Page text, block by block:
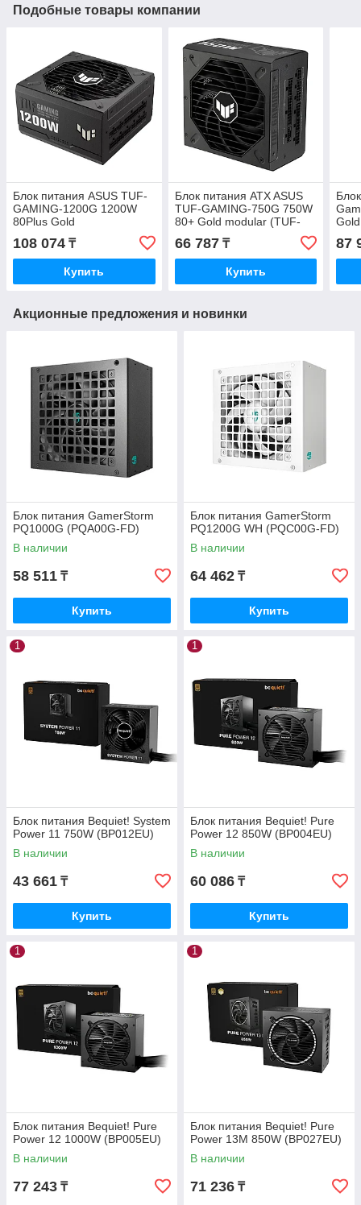
Подобные товары компании
Блок питания ASUS TUF-
GAMING-1200G 1200W
80Plus Gold
108 074 ₸
Купить
Блок питания ATX ASUS
TUF-GAMING-750G 750W
80+ Gold modular (TUF-
GAMING-750G)
66 787₸
Купить
87
Акционные предложения и новинки
Блок питания GamerStorm
PQ1000G (PQA00G-FD)
В наличии
58 511 ₸
Купить
Блок питания GamerStorm
PQ1200G WH (PQC00G-FD)
В наличии
64 462 ₸
Купить
1
Блок питания Bequiet! System
Power 11 750W (BP012EU)
В наличии
43 661 ₸
Купить
1
Блок питания Bequiet! Pure
Power 12 850W (BP004EU)
В наличии
60 086 ₸
Купить
1
Блок питания Bequiet! Pure
Power 12 1000W (BP005EU)
В наличии
77 243 ₸
1
Блок питания Bequiet! Pure
Power 13M 850W (BP027EU)
В наличии
71 236 ₸